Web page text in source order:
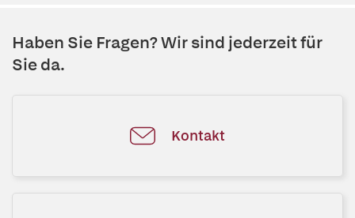
Haben Sie Fragen? Wir sind jederzeit für
Sie da.
Kontakt